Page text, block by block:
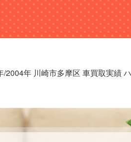
2004年 川崎市多摩区 車買取実績